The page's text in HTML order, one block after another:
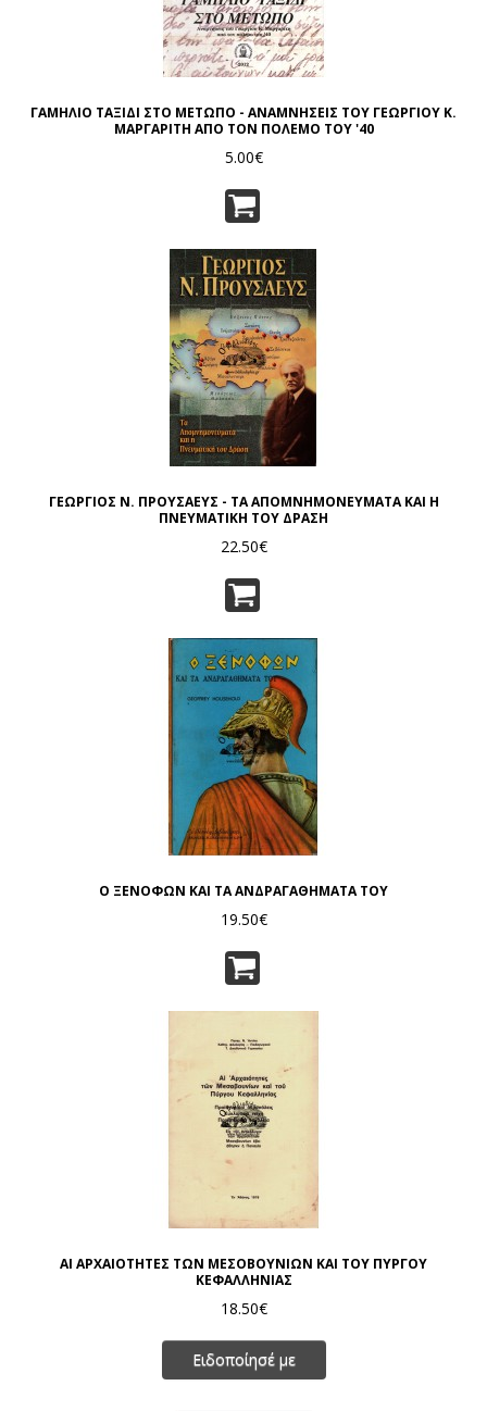
ΓΑΜΗΛΙΟ ΤΑΞΙΔΙ ΣΤΟ ΜΕΤΩΠΟ - ΑΝΑΜΝΗΣΕΙΣ ΤΟΥ ΓΕΩΡΓΙΟΥ Κ.
ΜΑΡΓΑΡΙΤΗ ΑΠΟ ΤΟΝ ΠΟΛΕΜΟ ΤΟΥ '40
5.00€
ΓΕΩΡΓΙΟΣ Ν. ΠΡΟΥΣΑΕΥΣ - ΤΑ ΑΠΟΜΝΗΜΟΝΕΥΜΑΤΑ ΚΑΙ Η
ΠΝΕΥΜΑΤΙΚΗ ΤΟΥ ΔΡΑΣΗ
22.50€
Ο ΞΕΝΟΦΩΝ ΚΑΙ ΤΑ ΑΝΔΡΑΓΑΘΗΜΑΤΑ ΤΟΥ
19.50€
ΑΙ ΑΡΧΑΙΟΤΗΤΕΣ ΤΩΝ ΜΕΣΟΒΟΥΝΙΩΝ ΚΑΙ ΤΟΥ ΠΥΡΓΟΥ
ΚΕΦΑΛΛΗΝΙΑΣ
18.50€
Ειδοποίησέ με